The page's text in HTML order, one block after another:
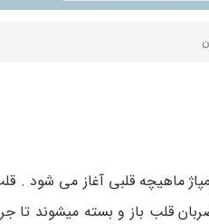
ماهیچه قلبی آغاز می شود .
قلب باز و بسته میشوند تا